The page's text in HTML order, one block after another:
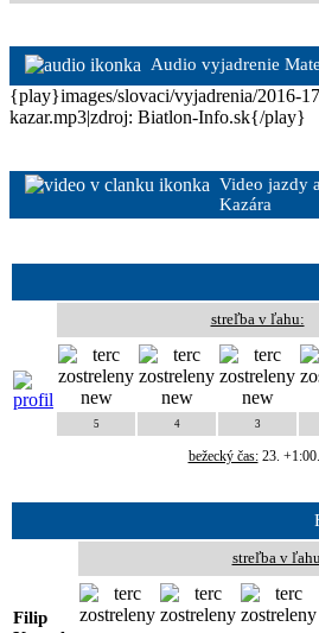
Audio vyjadrenie
{play}images/slovaci/vyjadrenia/2016-
kazar.mp3|zdroj: Biatlon-Info.sk{/play}
Video jazdy
Kazára
streľba v ľahu:
5 4 3
bežecký čas: 23.
Filip
streľba v